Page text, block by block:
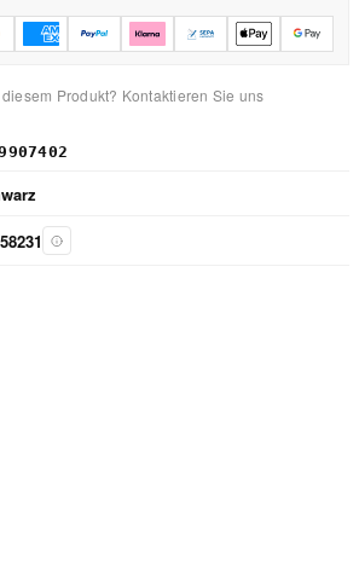
Produkt? Kontaktieren Sie uns